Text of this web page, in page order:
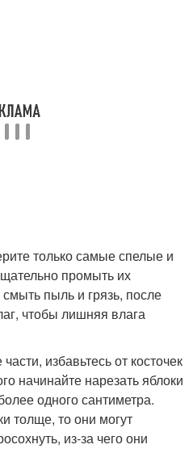
только самые спелые и
промыть их
пыль и грязь, после
чтобы лишняя влага
избавьтесь от косточек
начинайте нарезать яблоки
одного сантиметра.
толще, то они могут
из-за чего они